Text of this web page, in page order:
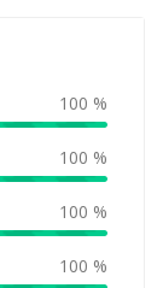
100 %
100 %
100 %
100 %